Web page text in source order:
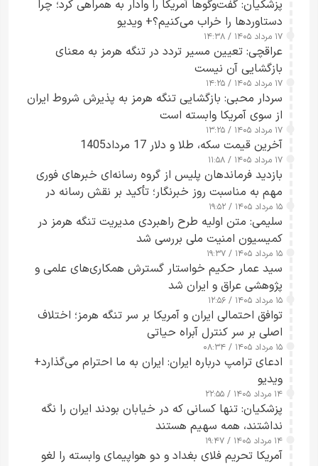
پزشکیان: گفت‌وگوها آمریکا را وادار به همراهی کرد؛ چرا
دستاوردها را خراب می‌کنیم؟+ ویدیو
۱۷ مرداد ۱۴۰۵ / ۱۴:۳۸
عراقچی: تعیین مسیر تردد در تنگه هرمز به معنای
بازگشایی آن نیست
۱۷ مرداد ۱۴۰۵ / ۱۴:۲۵
سردار محبی: بازگشایی تنگه هرمز به پذیرش شروط ایران
از سوی آمریکا وابسته است
۱۷ مرداد ۱۴۰۵ / ۱۳:۲۵
آخرین قیمت سکه، طلا و دلار 17 مرداد1405
۱۷ مرداد ۱۴۰۵ / ۱۱:۵۸
بازدید فرماندهان پلیس از گروه رسانه‌ای خبرهای فوری
مهم به مناسبت روز خبرنگار؛ تأکید بر نقش رسانه در
تقویت امنیت و اعتماد عمومی
۱۵ مرداد ۱۴۰۵ / ۱۹:۵۲
سلیمی: متن اولیه طرح راهبردی مدیریت تنگه هرمز در
کمیسیون امنیت ملی بررسی شد
۱۵ مرداد ۱۴۰۵ / ۱۹:۳۷
سید عمار حکیم خواستار گسترش همکاری‌های علمی و
پژوهشی عراق و ایران شد
۱۵ مرداد ۱۴۰۵ / ۱۲:۵۶
توافق احتمالی ایران و آمریکا بر سر تنگه هرمز؛ اختلاف
اصلی بر سر کنترل آبراه حیاتی
۱۵ مرداد ۱۴۰۵ / ۰۸:۳۴
ادعای ترامپ درباره ایران: ایران به ما احترام می‌گذارد+
ویدیو
۱۴ مرداد ۱۴۰۵ / ۲۲:۵۵
پزشکیان: تنها کسانی که در خیابان بودند ایران را نگه
نداشتند، همه سهیم هستند
۱۴ مرداد ۱۴۰۵ / ۱۹:۴۷
آمریکا تحریم فلای بغداد و دو هواپیمای وابسته را لغو